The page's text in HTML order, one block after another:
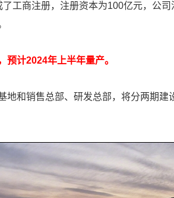
工商注册，注册资本为100亿元，公
预计2024年上半年量产。
和销售总部、研发总部，将分两期建